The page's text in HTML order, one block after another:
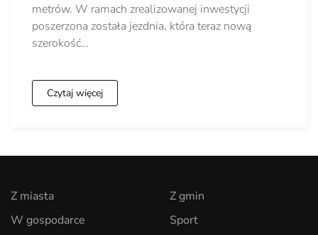
metrów. W ramach zrealizowanej inwestycji
poszerzona została jezdnia, która teraz nową
szerokość…
Czytaj więcej
Z miasta
W gospodarce
Z gmin
Sport